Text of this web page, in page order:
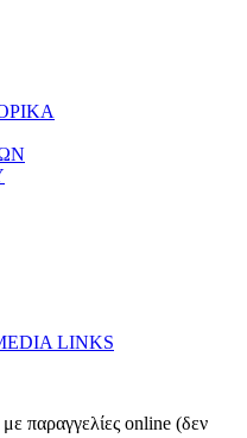
LINKS
παραγγελίες online (δεν